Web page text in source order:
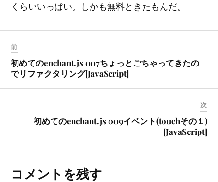
くらいいっぱい。しかも無料ときたもんだ。
前
初めてのenchant.js 007ちょっとごちゃってきたの
でリファクタリング[JavaScript]
次
初めてのenchant.js 009イベント(touchその１)
[JavaScript]
コメントを残す